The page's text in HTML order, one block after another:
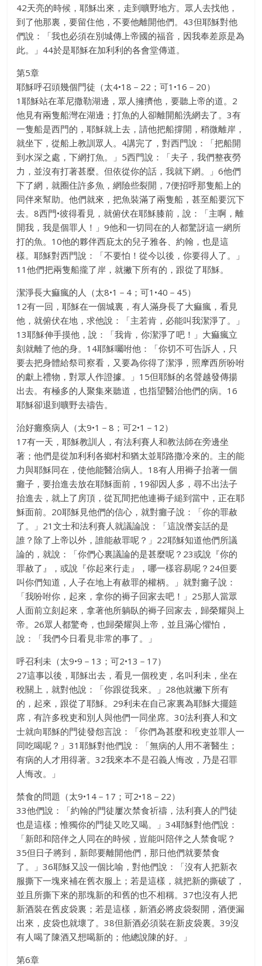
42天亮的時候，耶穌出來，走到曠野地方。眾人去找他，
到了他那裏，要留住他，不要他離開他們。43但耶穌對他
們說：「我也必須在別城傳上帝國的福音，因我奉差原是為
此。」44於是耶穌在加利利的各會堂傳道。
第5章
耶穌呼召頭幾個門徒（太4•18－22；可1•16－20）
1耶穌站在革尼撒勒湖邊，眾人擁擠他，要聽上帝的道。2
他見有兩隻船灣在湖邊；打魚的人卻離開船洗網去了。3有
一隻船是西門的，耶穌就上去，請他把船撐開，稍微離岸，
就坐下，從船上教訓眾人。4講完了，對西門說：「把船開
到水深之處，下網打魚。」5西門說：「夫子，我們整夜勞
力，並沒有打著甚麼。但依從你的話，我就下網。」6他們
下了網，就圈住許多魚，網險些裂開，7便招呼那隻船上的
同伴來幫助。他們就來，把魚裝滿了兩隻船，甚至船要沉下
去。8西門•彼得看見，就俯伏在耶穌膝前，說：「主啊，離
開我，我是個罪人！」9他和一切同在的人都驚訝這一網所
打的魚。10他的夥伴西庇太的兒子雅各、約翰，也是這
樣。耶穌對西門說：「不要怕！從今以後，你要得人了。」
11他們把兩隻船攏了岸，就撇下所有的，跟從了耶穌。
潔淨長大痲瘋的人（太8•1－4；可1•40－45）
12有一回，耶穌在一個城裏，有人滿身長了大痲瘋，看見
他，就俯伏在地，求他說：「主若肯，必能叫我潔淨了。」
13耶穌伸手摸他，說：「我肯，你潔淨了吧！」大痲瘋立
刻就離了他的身。14耶穌囑咐他：「你切不可告訴人，只
要去把身體給祭司察看，又要為你得了潔淨，照摩西所吩咐
的獻上禮物，對眾人作證據。」15但耶穌的名聲越發傳揚
出去。有極多的人聚集來聽道，也指望醫治他們的病。16
耶穌卻退到曠野去禱告。
治好癱瘓病人（太9•1－8；可2•1－12）
17有一天，耶穌教訓人，有法利賽人和教法師在旁邊坐
著；他們是從加利利各鄉村和猶太並耶路撒冷來的。主的能
力與耶穌同在，使他能醫治病人。18有人用褥子抬著一個
癱子，要抬進去放在耶穌面前，19卻因人多，尋不出法子
抬進去，就上了房頂，從瓦間把他連褥子縋到當中，正在耶
穌面前。20耶穌見他們的信心，就對癱子說：「你的罪赦
了。」21文士和法利賽人就議論說：「這說僭妄話的是
誰？除了上帝以外，誰能赦罪呢？」22耶穌知道他們所議
論的，就說：「你們心裏議論的是甚麼呢？23或說『你的
罪赦了』，或說『你起來行走』，哪一樣容易呢？24但要
叫你們知道，人子在地上有赦罪的權柄。」就對癱子說：
「我吩咐你，起來，拿你的褥子回家去吧！」25那人當眾
人面前立刻起來，拿著他所躺臥的褥子回家去，歸榮耀與上
帝。26眾人都驚奇，也歸榮耀與上帝，並且滿心懼怕，
說：「我們今日看見非常的事了。」
呼召利未（太9•9－13；可2•13－17）
27這事以後，耶穌出去，看見一個稅吏，名叫利未，坐在
稅關上，就對他說：「你跟從我來。」28他就撇下所有
的，起來，跟從了耶穌。29利未在自己家裏為耶穌大擺筵
席，有許多稅吏和別人與他們一同坐席。30法利賽人和文
士就向耶穌的門徒發怨言說：「你們為甚麼和稅吏並罪人一
同吃喝呢？」31耶穌對他們說：「無病的人用不著醫生；
有病的人才用得著。32我來本不是召義人悔改，乃是召罪
人悔改。」
禁食的問題（太9•14－17；可2•18－22）
33他們說：「約翰的門徒屢次禁食祈禱，法利賽人的門徒
也是這樣；惟獨你的門徒又吃又喝。」34耶穌對他們說：
「新郎和陪伴之人同在的時候，豈能叫陪伴之人禁食呢？
35但日子將到，新郎要離開他們，那日他們就要禁食
了。」36耶穌又設一個比喻，對他們說：「沒有人把新衣
服撕下一塊來補在舊衣服上；若是這樣，就把新的撕破了，
並且所撕下來的那塊新的和舊的也不相稱。37也沒有人把
新酒裝在舊皮袋裏；若是這樣，新酒必將皮袋裂開，酒便漏
出來，皮袋也就壞了。38但新酒必須裝在新皮袋裏。39沒
有人喝了陳酒又想喝新的；他總說陳的好。」
第6章